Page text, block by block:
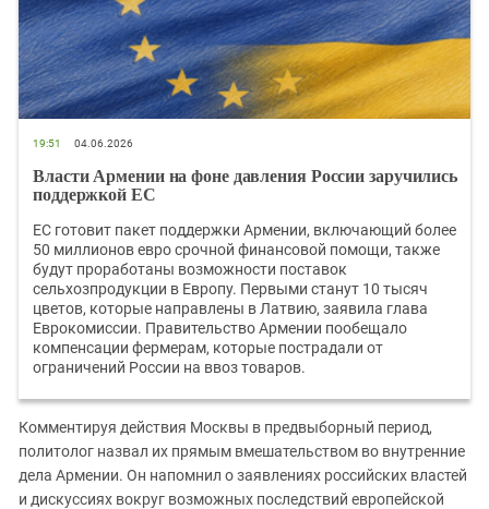
19:51 04.06.2026
Власти Армении на фоне давления России заручились
поддержкой ЕС
ЕС готовит пакет поддержки Армении, включающий более
50 миллионов евро срочной финансовой помощи, также
будут проработаны возможности поставок
сельхозпродукции в Европу. Первыми станут 10 тысяч
цветов, которые направлены в Латвию, заявила глава
Еврокомиссии. Правительство Армении пообещало
компенсации фермерам, которые пострадали от
ограничений России на ввоз товаров.
Комментируя действия Москвы в предвыборный период,
политолог назвал их прямым вмешательством во внутренние
дела Армении. Он напомнил о заявлениях российских властей
и дискуссиях вокруг возможных последствий европейской